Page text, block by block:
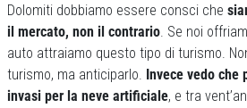
Dolomiti dobbiamo essere consci che
il mercato, non il contrario. Se noi
auto attraiamo questo tipo di turismo.
turismo, ma anticiparlo. Invece vedo che
invasi per la neve artificiale, e tra